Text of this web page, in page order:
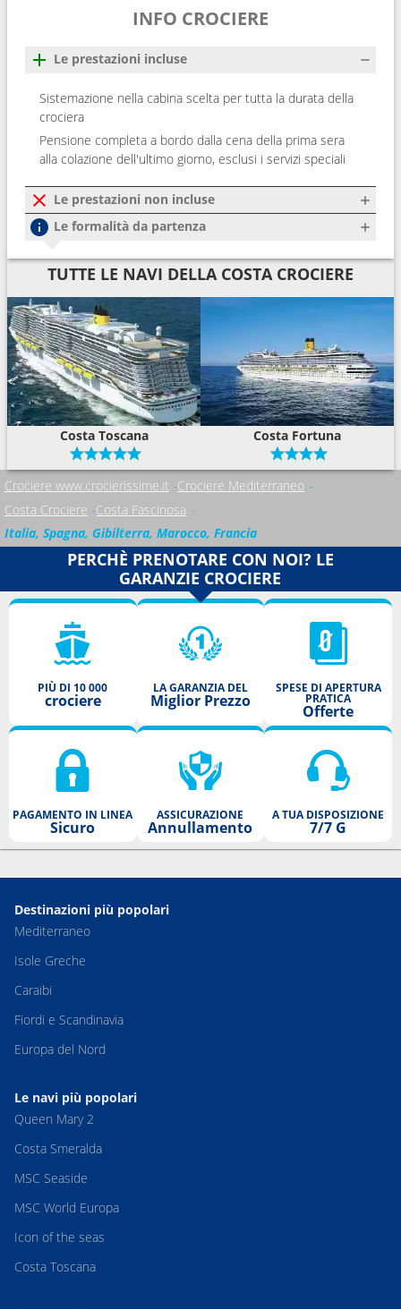
INFO CROCIERE
Le prestazioni incluse
Sistemazione nella cabina scelta per tutta la durata della
crociera
Pensione completa a bordo dalla cena della prima sera
alla colazione dell'ultimo giorno, esclusi i servizi speciali
Le prestazioni non incluse
Le formalità da partenza
TUTTE LE NAVI DELLA COSTA CROCIERE
Costa Toscana Costa Fortuna
Crociere www.crocierissime.it Crociere Mediterraneo
Costa Crociere Costa Fascinosa
Italia, Spagna, Gibilterra, Marocco, Francia
PERCHÈ PRENOTARE CON NOI? LE
GARANZIE CROCIERE
PIÙ DI 10 000
crociere
LA GARANZIA DEL
Miglior Prezzo
SPESE DI APERTURA
PRATICA
Offerte
PAGAMENTO IN LINEA
Sicuro
ASSICURAZIONE
Annullamento
A TUA DISPOSIZIONE
7/7 G
Destinazioni più popolari
Mediterraneo
Isole Greche
Caraibi
Fiordi e Scandinavia
Europa del Nord
Le navi più popolari
Queen Mary 2
Costa Smeralda
MSC Seaside
MSC World Europa
Icon of the seas
Costa Toscana